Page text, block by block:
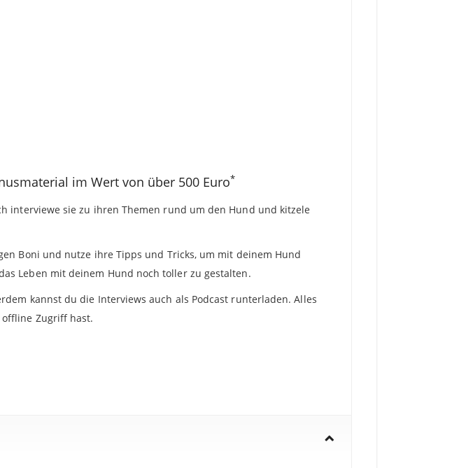
im Wert von über 500 Euro*
interviewe sie zu ihren Themen rund um den Hund und kitzele
Boni und nutze ihre Tipps und Tricks, um mit deinem Hund
Leben mit deinem Hund noch toller zu gestalten.
kannst du die Interviews auch als Podcast runterladen. Alles
Zugriff hast.